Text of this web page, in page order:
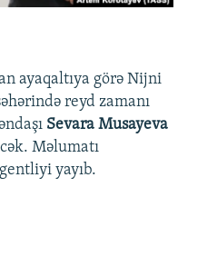
ayaqaltıya görə Nijni
reyd zamanı
Sevara Musayeva
Məlumatı
yayıb.